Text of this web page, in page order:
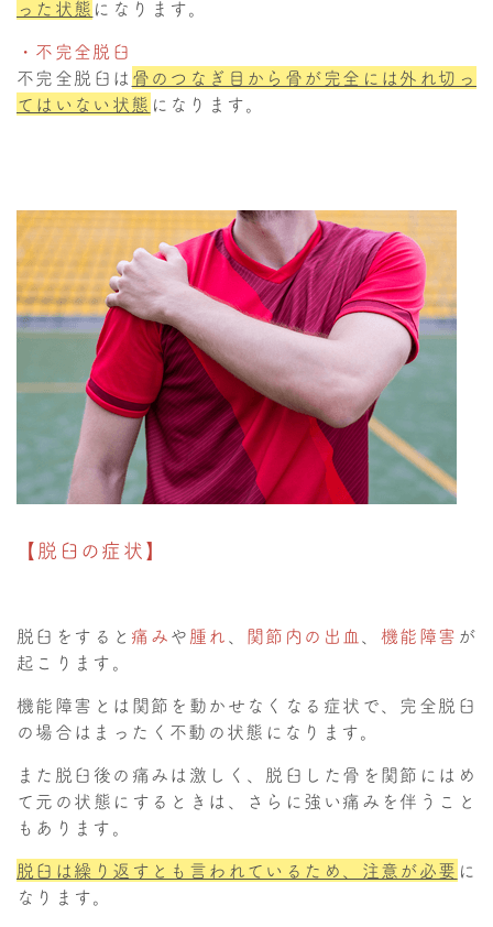
った状態 になります。
・不完全脱臼
不完全脱臼は 骨のつなぎ目から骨が完全には外れ切っ
てはいない状態 になります。
【脱臼の症状】
脱臼をすると 痛みや腫れ、 関節内の出血、 機能障害 が
起こります。
機能障害とは関節を動かせなくなる症状で、完全脱臼
の場合はまったく不動の状態になります。
また脱臼後の痛みは激しく、脱臼した骨を関節にはめ
て元の状態にするときは、さらに強い痛みを伴うこと
もあります。
脱臼は繰り返すとも言われているため、注意が必要 に
なります。